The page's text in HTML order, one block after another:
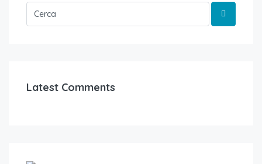
Latest Comments